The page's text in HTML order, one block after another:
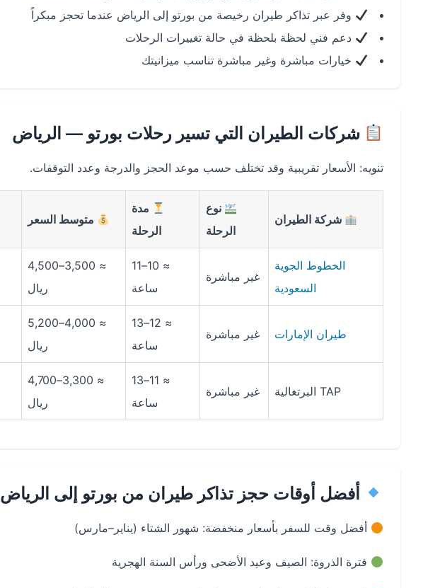
وفر عبر تذاكر طيران رخيصة من بورتو إلى الرياض عندما تحجز مبكراً
دعم فني لحظة بلحظة في حالة تغييرات الرحلات
خيارات مباشرة وغير مباشرة تناسب ميزانيتك
شركات الطيران التي تسير رحلات بورتو — الرياض
تنويه: الأسعار تقريبية وقد تختلف حسب موعد الحجز والدرجة وعدد التوقفات.
شركة الطيران
نوع
الرحلة
مدة
الرحلة
متوسط السعر
الخطوط الجوية
السعودية
غير مباشرة
≈ 10–11
ساعة
≈ 3,500–4,500
ريال
طيران الإمارات غير مباشرة
≈ 12–13
ساعة
≈ 4,000–5,200
ريال
TAP البرتغالية غير مباشرة
≈ 11–13
ساعة
≈ 3,300–4,700
ريال
أفضل أوقات حجز تذاكر طيران من بورتو إلى الرياض
أفضل وقت للسفر بأسعار منخفضة: شهور الشتاء (يناير–مارس)
فترة الذروة: الصيف وعيد الأضحى ورأس السنة الهجرية